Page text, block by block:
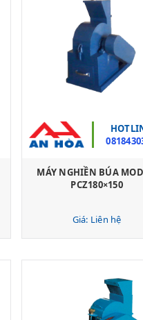
MÁY NGHIỀN BÚA
PCZ180×150
Giá: Liên hệ